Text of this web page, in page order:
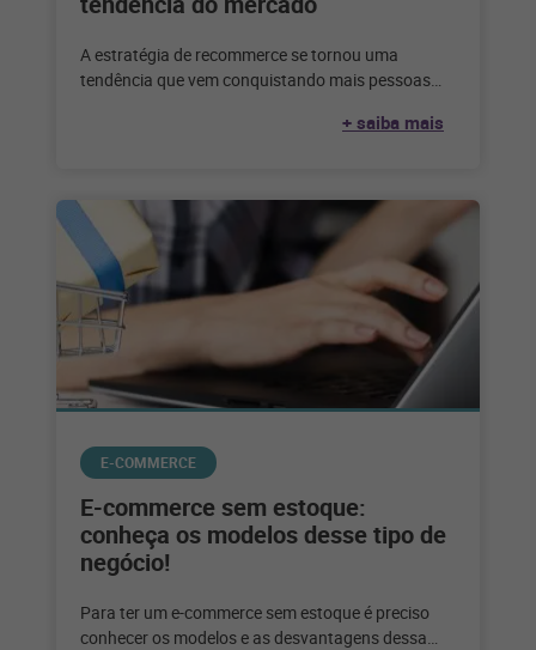
A estratégia de recommerce se tornou uma
tendência que vem conquistando mais pessoas
+ saiba mais
E-COMMERCE
E-commerce sem estoque:
conheça os modelos desse tipo de
negócio!
Para ter um e-commerce sem estoque é preciso
conhecer os modelos e as desvantagens dessa